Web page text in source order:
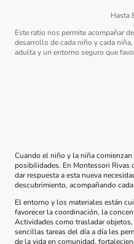
Hasta
Este ratio nos permite acompañar
desarrollo de cada niño y cada
adulta y un entorno seguro que
Cuando el niño y la niña
posibilidades. En Montessori Rivas
dar respuesta a esta nueva
descubrimiento, acompañando
El entorno y los materiales están
favorecer la coordinación, la
Actividades como trasladar
sencillas tareas del día a día les
de la vida en comunidad,